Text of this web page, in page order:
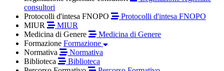
consultori
Protocolli d'intesa FNOPO
Protocolli d'intesa FNOPO
MIUR
MIUR
Medicina di Genere
Medicina di Genere
Formazione Formazione
Normativa
Normativa
Biblioteca
Biblioteca